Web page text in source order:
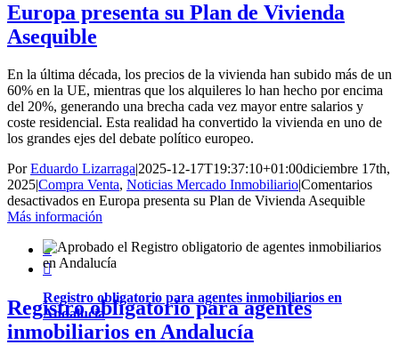
Europa presenta su Plan de Vivienda
Asequible
En la última década, los precios de la vivienda han subido más de un
60% en la UE, mientras que los alquileres lo han hecho por encima
del 20%, generando una brecha cada vez mayor entre salarios y
coste residencial. Esta realidad ha convertido la vivienda en uno de
los grandes ejes del debate político europeo.
PorEduardo Lizarraga|2025-12-17T19:37:10+01:00diciembre 17th,
2025|Compra Venta, Noticias Mercado Inmobiliario|Comentarios
desactivados en Europa presenta su Plan de Vivienda Asequible
Más información
Registro obligatorio para agentes inmobiliarios en
Andalucía


Registro obligatorio para agentes
inmobiliarios en Andalucía